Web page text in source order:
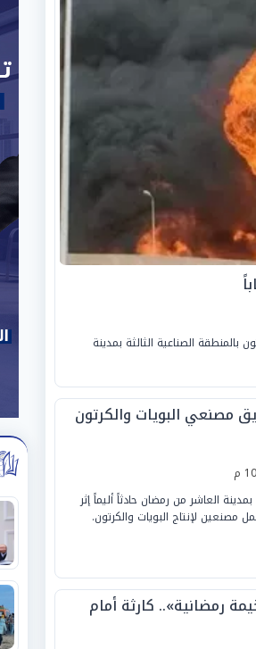
الصناعية الثالثة بمدينة
حريق مصنعي البويات والكرتون
العاشر من رمضان حادثاً أليماً إثر
لإنتاج البويات والكرتون.
رمضانية».. كارثة أمام